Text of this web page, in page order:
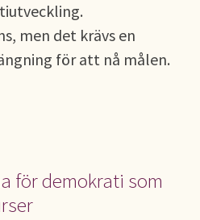
men det krävs en
för att nå målen.
för demokrati som